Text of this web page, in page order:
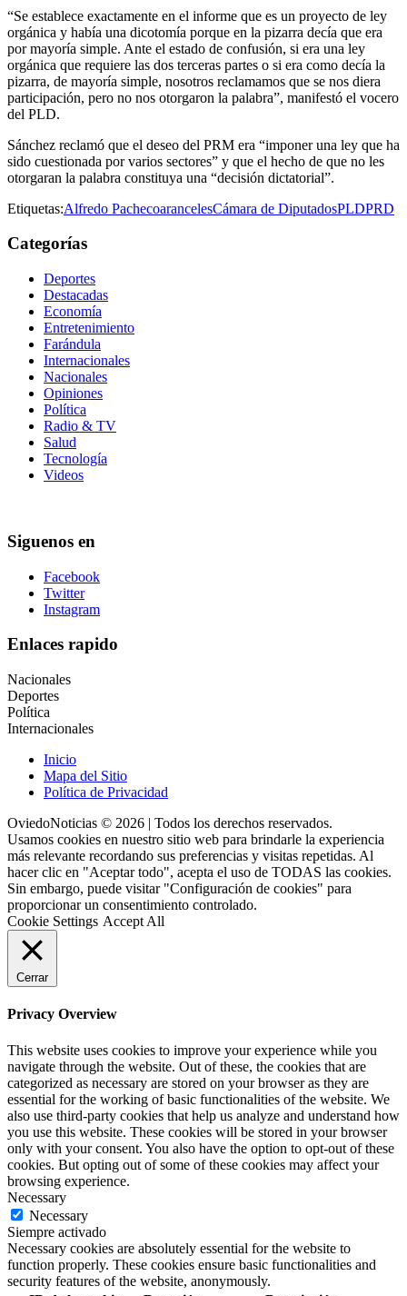
“Se establece exactamente en el informe que es un proyecto de ley
orgánica y había una dicotomía porque en la pizarra decía que era
por mayoría simple. Ante el estado de confusión, si era una ley
orgánica que requiere las dos terceras partes o si era como decía la
pizarra, de mayoría simple, nosotros reclamamos que se nos diera
participación, pero no nos otorgaron la palabra”, manifestó el vocero
del PLD.
Sánchez reclamó que el deseo del PRM era “imponer una ley que ha
sido cuestionada por varios sectores” y que el hecho de que no les
otorgaran la palabra constituya una “decisión dictatorial”.
Etiquetas:Alfredo PachecoarancelesCámara de DiputadosPLDPRD
Categorías
Deportes
Destacadas
Economía
Entretenimiento
Farándula
Internacionales
Nacionales
Opiniones
Política
Radio & TV
Salud
Tecnología
Videos
Siguenos en
Facebook
Twitter
Instagram
Enlaces rapido
Nacionales
Deportes
Política
Internacionales
Inicio
Mapa del Sitio
Política de Privacidad
OviedoNoticias © 2026 | Todos los derechos reservados.
Usamos cookies en nuestro sitio web para brindarle la experiencia
más relevante recordando sus preferencias y visitas repetidas. Al
hacer clic en "Aceptar todo", acepta el uso de TODAS las cookies.
Sin embargo, puede visitar "Configuración de cookies" para
proporcionar un consentimiento controlado.
Cookie Settings Accept All
Cerrar
Privacy Overview
This website uses cookies to improve your experience while you
navigate through the website. Out of these, the cookies that are
categorized as necessary are stored on your browser as they are
essential for the working of basic functionalities of the website. We
also use third-party cookies that help us analyze and understand how
you use this website. These cookies will be stored in your browser
only with your consent. You also have the option to opt-out of these
cookies. But opting out of some of these cookies may affect your
browsing experience.
Necessary
Necessary
Siempre activado
Necessary cookies are absolutely essential for the website to
function properly. These cookies ensure basic functionalities and
security features of the website, anonymously.